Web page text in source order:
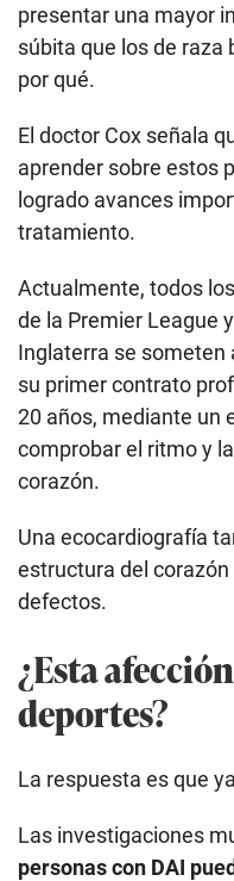
presentar una mayor
súbita que los de raza
por qué.
El doctor Cox señala
aprender sobre estos
logrado avances
tratamiento.
Actualmente, todos
de la Premier League
Inglaterra se someten
su primer contrato
20 años, mediante un
comprobar el ritmo y
corazón.
Una ecocardiografía
estructura del
defectos.
¿Esta
deportes?
La respuesta es que
Las investigaciones
personas con DAI